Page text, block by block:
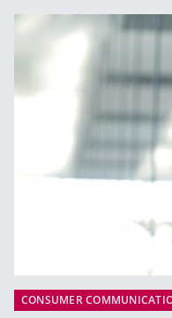
CONSUMER